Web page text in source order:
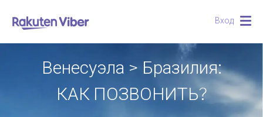
Вход
Венесуэла > Бразилия:
КАК ПОЗВОНИТЬ?